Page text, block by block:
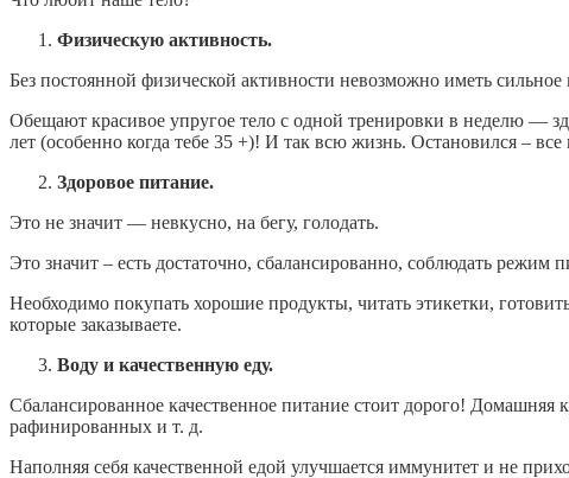
Физическую активность.
Без постоянной физической активности невозможно иметь сильное
Обещают красивое упругое тело с одной тренировки в неделю —
лет (особенно когда тебе 35 +)! И так всю жизнь. Остановился – все
Здоровое питание.
Это не значит — невкусно, на бегу, голодать.
Это значит – есть достаточно, сбалансированно, соблюдать режим
Необходимо покупать хорошие продукты, читать этикетки,
которые заказываете.
Воду и качественную еду.
Сбалансированное качественное питание стоит дорого!
рафинированных и т. д.
Наполняя себя качественной едой улучшается иммунитет и не